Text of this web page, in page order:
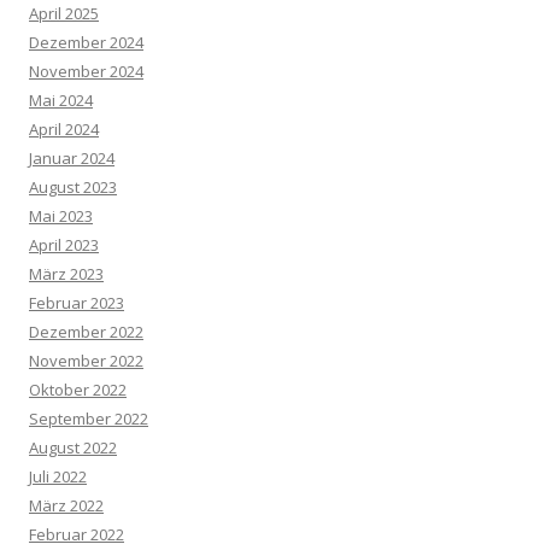
April 2025
Dezember 2024
November 2024
Mai 2024
April 2024
Januar 2024
August 2023
Mai 2023
April 2023
März 2023
Februar 2023
Dezember 2022
November 2022
Oktober 2022
September 2022
August 2022
Juli 2022
März 2022
Februar 2022